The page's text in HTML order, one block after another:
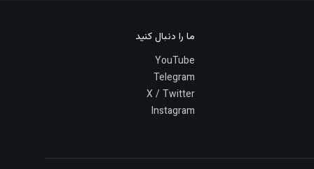
ما را دنبال کنید
YouTube
Telegram
X / Twitter
Instagram